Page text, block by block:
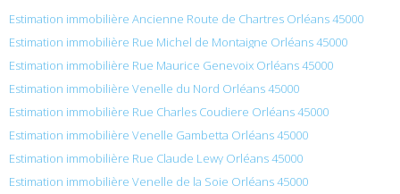
Estimation immobilière Ancienne Route de Chartres Orléans 45000
Estimation immobilière Rue Michel de Montaigne Orléans 45000
Estimation immobilière Rue Maurice Genevoix Orléans 45000
Estimation immobilière Venelle du Nord Orléans 45000
Estimation immobilière Rue Charles Coudiere Orléans 45000
Estimation immobilière Venelle Gambetta Orléans 45000
Estimation immobilière Rue Claude Lewy Orléans 45000
Estimation immobilière Venelle de la Soie Orléans 45000